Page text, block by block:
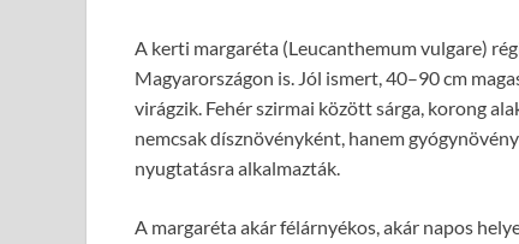
A kerti margaréta (Leucanthemum vulgare)
Magyarországon is. Jól ismert, 40–90 cm
virágzik. Fehér szirmai között sárga, korong
nemcsak dísznövényként, hanem
nyugtatásra alkalmazták.
A margaréta akár félárnyékos, akár napos